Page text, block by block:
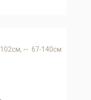
102 см, 67-140 см